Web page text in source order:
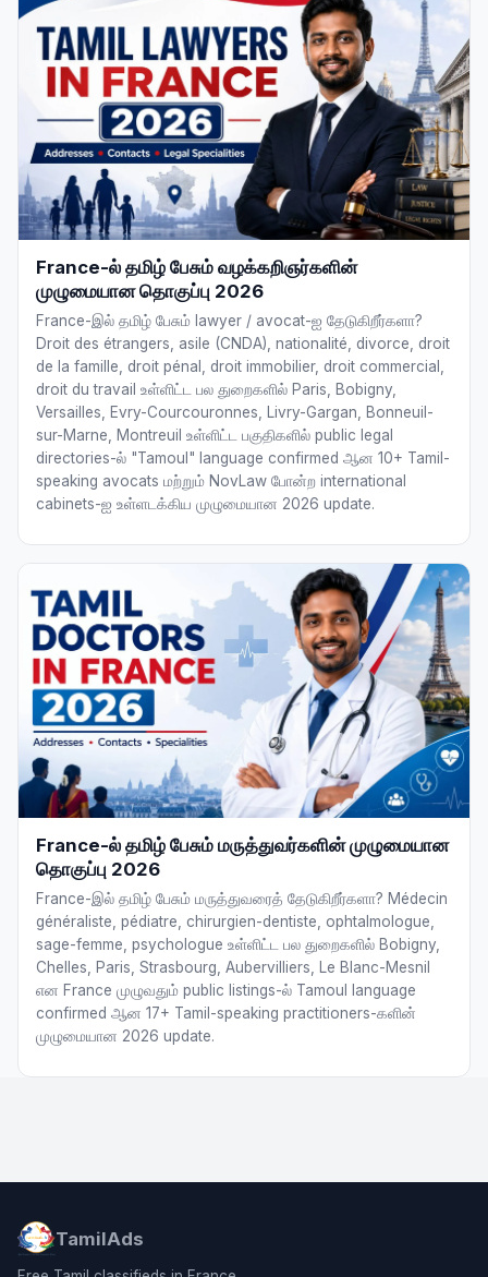
France-ல் தமிழ் பேசும் வழக்கறிஞர்களின்
முழுமையான தொகுப்பு 2026
France-இல் தமிழ் பேசும் lawyer / avocat-ஐ தேடுகிறீர்களா?
Droit des étrangers, asile (CNDA), nationalité, divorce, droit
de la famille, droit pénal, droit immobilier, droit commercial,
droit du travail உள்ளிட்ட பல துறைகளில் Paris, Bobigny,
Versailles, Evry-Courcouronnes, Livry-Gargan, Bonneuil-
sur-Marne, Montreuil உள்ளிட்ட பகுதிகளில் public legal
directories-ல் "Tamoul" language confirmed ஆன 10+ Tamil-
speaking avocats மற்றும் NovLaw போன்ற international
cabinets-ஐ உள்ளடக்கிய முழுமையான 2026 update.
France-ல் தமிழ் பேசும் மருத்துவர்களின் முழுமையான
தொகுப்பு 2026
France-இல் தமிழ் பேசும் மருத்துவரைத் தேடுகிறீர்களா? Médecin
généraliste, pédiatre, chirurgien-dentiste, ophtalmologue,
sage-femme, psychologue உள்ளிட்ட பல துறைகளில் Bobigny,
Chelles, Paris, Strasbourg, Aubervilliers, Le Blanc-Mesnil
என France முழுவதும் public listings-ல் Tamoul language
confirmed ஆன 17+ Tamil-speaking practitioners-களின்
முழுமையான 2026 update.
TamilAds